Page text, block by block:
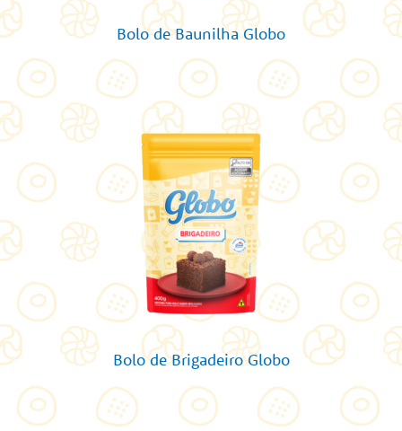
Bolo de Baunilha Globo
Bolo de Brigadeiro Globo